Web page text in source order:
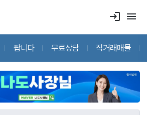
login menu
팝니다 무료상담 직거래매물